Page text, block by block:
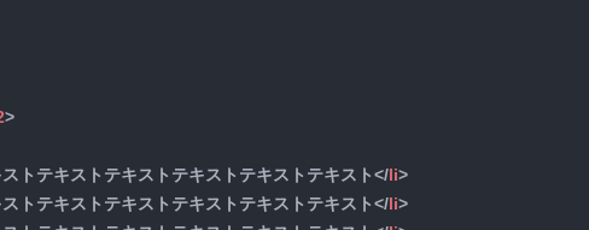
>
トテキストテキストテキストテキストテキスト</li>
トテキストテキストテキストテキストテキスト</li>